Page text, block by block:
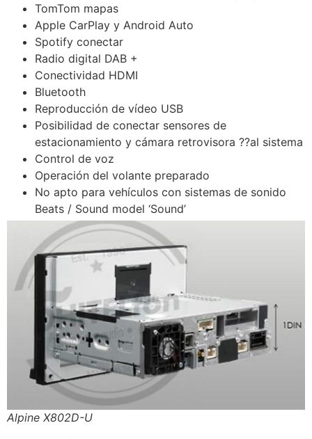
TomTom mapas
Apple CarPlay y Android Auto
Spotify conectar
Radio digital DAB +
Conectividad HDMI
Bluetooth
Reproducción de vídeo USB
Posibilidad de conectar sensores de
estacionamiento y cámara retrovisora ??al sistema
Control de voz
Operación del volante preparado
No apto para vehículos con sistemas de sonido
Beats / Sound model ‘Sound’
Alpine X802D-U